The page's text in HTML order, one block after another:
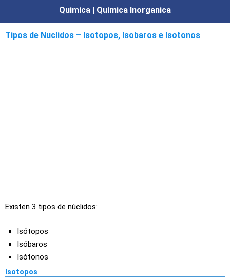
Quimica | Quimica Inorganica
Tipos de Nuclidos – Isotopos, Isobaros e Isotonos
Existen 3 tipos de núclidos:
Isótopos
Isóbaros
Isótonos
Isotopos